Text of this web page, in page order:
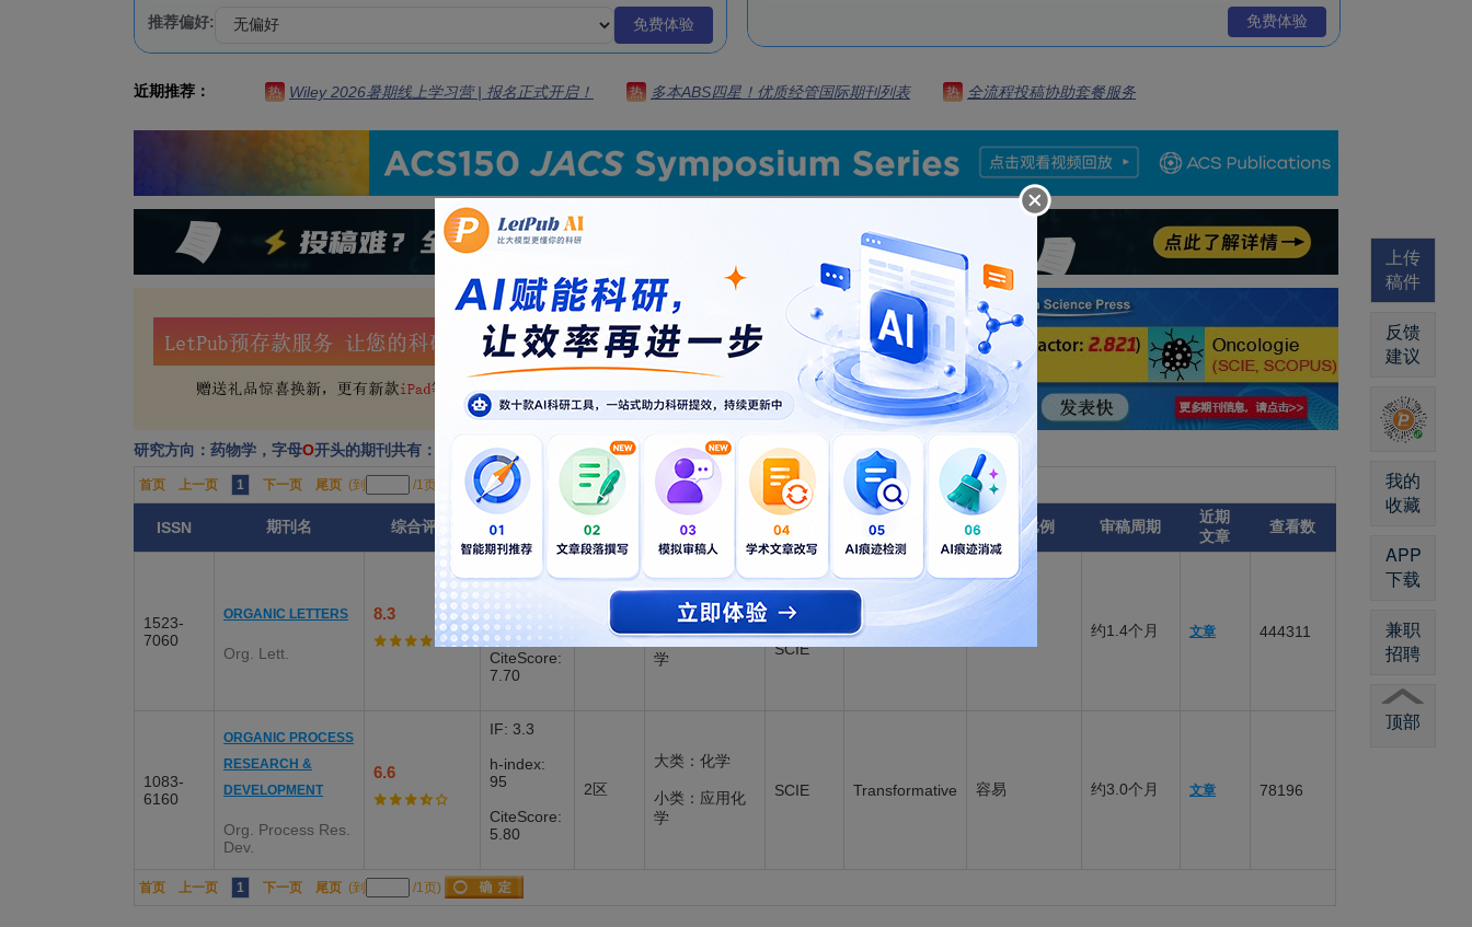
推荐偏好: 免费体验 免费体验
近期推荐： 热 Wiley 2026暑期线上学习营 | 报名正式开启！ 热 多本ABS四星！优质经管国际期刊列表 热 全流程投稿协助套餐服务
研究方向：药物学，字母O开头的期刊共有：2份
首页 上一页 1 下一页 尾页 (到 /1页)
ISSN 期刊名 综合评分 期刊指标
新锐期刊
分区表
学科领域 SCI收录 是否OA 录用比例 审稿周期
近期
文章
查看数
1523-
7060
ORGANIC LETTERS
Org. Lett.
8.3
220
CiteScore:
7.70
大类：化学
小类：有机化
学
SCI
SCIE
Transformative 约1.4个月 文章 444311
1083-
6160
ORGANIC PROCESS
RESEARCH &
DEVELOPMENT
Org. Process Res.
Dev.
6.6
IF: 3.3
h-index:
95
CiteScore:
5.80
2区
大类：化学
小类：应用化
学
SCIE Transformative 容易 约3.0个月 文章 78196
首页 上一页 1 下一页 尾页 (到 /1页)
上传
稿件
反馈
建议
我的
收藏
APP
下载
兼职
招聘
顶部